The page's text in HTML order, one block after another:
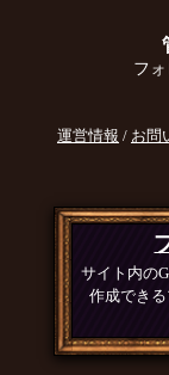
フ
運営情報 / お問
サイト内の
作成でき